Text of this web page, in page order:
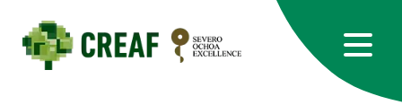
main
content